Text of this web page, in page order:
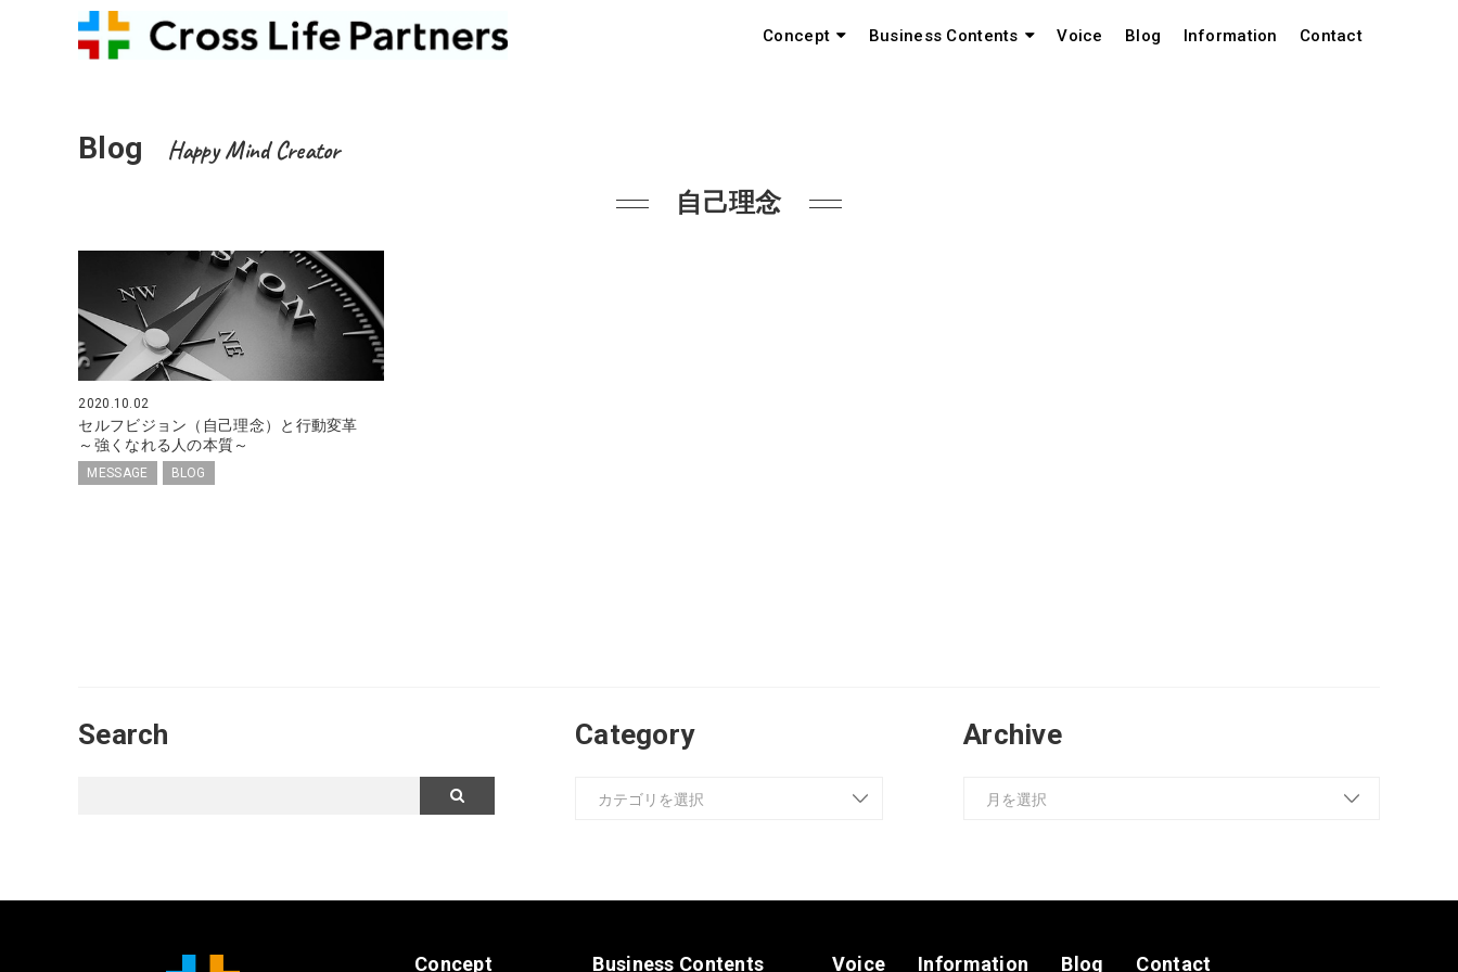
Concept Business Contents Voice Blog Information Contact
Blog Happy Mind Creator
自己理念
2020.10.02
セルフビジョン（自己理念）と行動変革
～強くなれる人の本質～
MESSAGE BLOG
Search Category Archive
Concept Business Contents Voice Information Blog Contact